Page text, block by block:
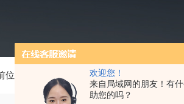
欢迎您！
来自局域网的朋友！有
助您的吗？
位置： 产品中心 基层医疗卫生